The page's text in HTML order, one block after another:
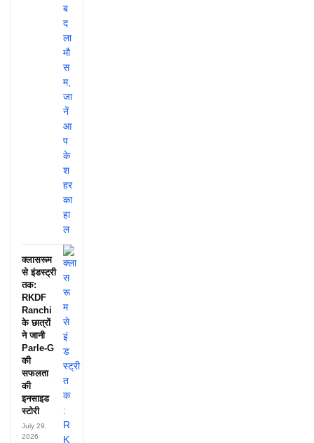
क्लासरूम
से इंडस्ट्री
तक:
RKDF
Ranchi
के छात्रों
ने जानी
Parle-G
की
सफलता
की
इनसाइड
स्टोरी
July 29,
2026